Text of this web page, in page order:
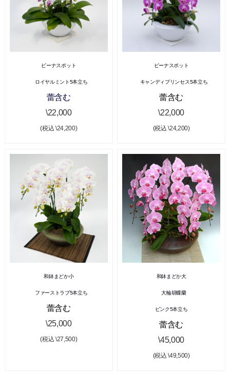
ビーナスポット
ロイヤルミント5本立ち
蕾含む
\22,000
(税込 \24,200)
ビーナスポット
キャンディプリンセス5本立ち
蕾含む
\22,000
(税込 \24,200)
和鉢まどか小
ファーストラブ5本立ち
蕾含む
\25,000
(税込 \27,500)
和鉢まどか大
大輪胡蝶蘭
ピンク5本立ち
蕾含む
\45,000
(税込 \49,500)